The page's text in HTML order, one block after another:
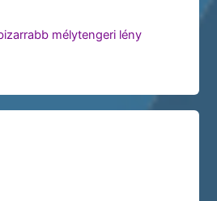
mélytengeri lény